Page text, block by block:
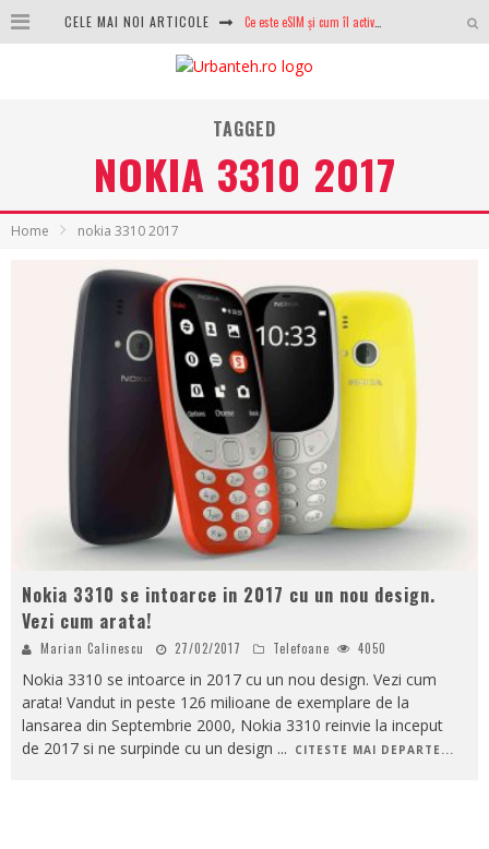
CELE MAI NOI ARTICOLE
100 GB de internet mobil gratuit de la Orange. Fără contract, fără acte și fără obligații
GoPro revine în competiție: Mission One este răspunsul pe care DJI nu îl aștepta
TAGGED
NOKIA 3310 2017
Home nokia 3310 2017
Nokia 3310 se intoarce in 2017 cu un nou design.
Vezi cum arata!
Marian Calinescu 27/02/2017 Telefoane 4050
Nokia 3310 se intoarce in 2017 cu un nou design. Vezi cum
arata! Vandut in peste 126 milioane de exemplare de la
lansarea din Septembrie 2000, Nokia 3310 reinvie la inceput
de 2017 si ne surpinde cu un design ... CITESTE MAI DEPARTE...